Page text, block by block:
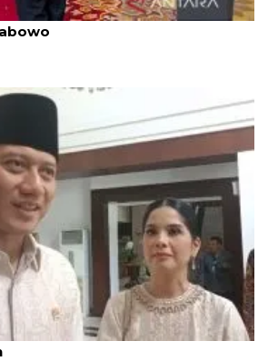
RI terus dukung Palestina saat
jadi simbol kekuatan